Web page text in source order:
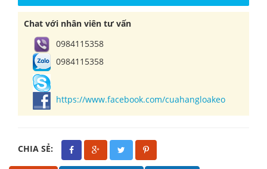
Chat với nhân viên tư vấn
0984115358
0984115358
https://www.facebook.com/cuahangloakeo
CHIA SẺ: